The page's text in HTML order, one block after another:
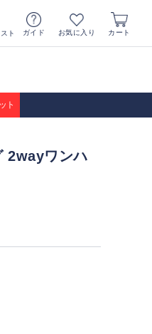
ト ガイド お気に入り カート
ト
2wayワンハ